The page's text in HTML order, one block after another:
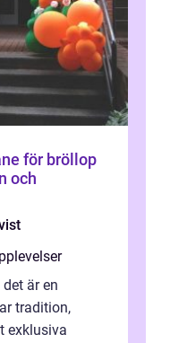
för bröllop
och
är en
tradition,
exklusiva